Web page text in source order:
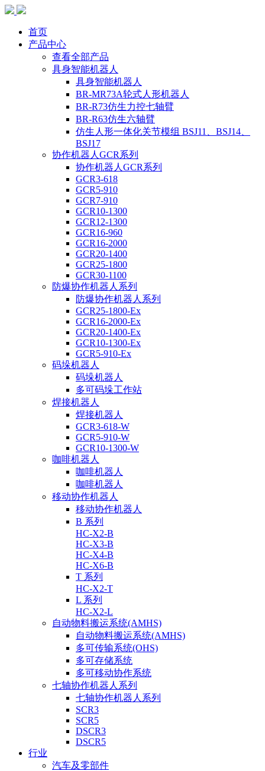
首页
产品中心
查看全部产品
具身智能机器人
具身智能机器人
BR-MR73A轮式人形机器人
BR-R73仿生力控七轴臂
BR-R63仿生六轴臂
仿生人形一体化关节模组 BSJ11、BSJ14、
BSJ17
协作机器人GCR系列
协作机器人GCR系列
GCR3-618
GCR5-910
GCR7-910
GCR10-1300
GCR12-1300
GCR16-960
GCR16-2000
GCR20-1400
GCR25-1800
GCR30-1100
防爆协作机器人系列
防爆协作机器人系列
GCR25-1800-Ex
GCR16-2000-Ex
GCR20-1400-Ex
GCR10-1300-Ex
GCR5-910-Ex
码垛机器人
码垛机器人
多可码垛工作站
焊接机器人
焊接机器人
GCR3-618-W
GCR5-910-W
GCR10-1300-W
咖啡机器人
咖啡机器人
咖啡机器人
移动协作机器人
移动协作机器人
B 系列
HC-X2-B
HC-X3-B
HC-X4-B
HC-X6-B
T 系列
HC-X2-T
L 系列
HC-X2-L
自动物料搬运系统(AMHS)
自动物料搬运系统(AMHS)
多可传输系统(OHS)
多可存储系统
多可移动协作系统
七轴协作机器人系列
七轴协作机器人系列
SCR3
SCR5
DSCR3
DSCR5
行业
汽车及零部件